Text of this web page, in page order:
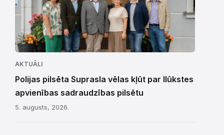
AKTUĀLI
Polijas pilsēta Suprasla vēlas kļūt par Ilūkstes
apvienības sadraudzības pilsētu
5. augusts, 2026.